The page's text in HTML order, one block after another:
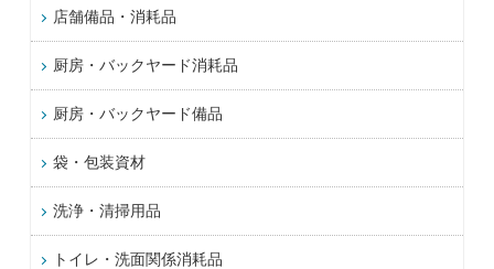
店舗備品・消耗品
厨房・バックヤード消耗品
厨房・バックヤード備品
袋・包装資材
洗浄・清掃用品
トイレ・洗面関係消耗品